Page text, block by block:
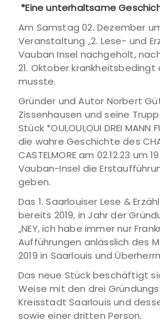
*Eine unterhaltsame
Am Samstag 02. Dezember
Veranstaltung „2. Lese- und
Vauban Insel nachgeholt,
21. Oktober
musste.
Gründer und Autor Norbert
Zissenhausen und seine
Stück *OUI,OUI,OUI DREI MANN
die wahre Geschichte des
CASTELMORE am 02.12.23 um
Vauban-Insel die
geben.
Das 1. Saarlouiser Lese &
bereits 2019, in Jahr der
„NEY, ich habe immer nur
Aufführungen anlässlich des
2019 in Saarlouis und
Das neue Stück beschäftigt
Weise mit den drei
Kreisstadt Saarlouis und
sowie einer dritten Person.